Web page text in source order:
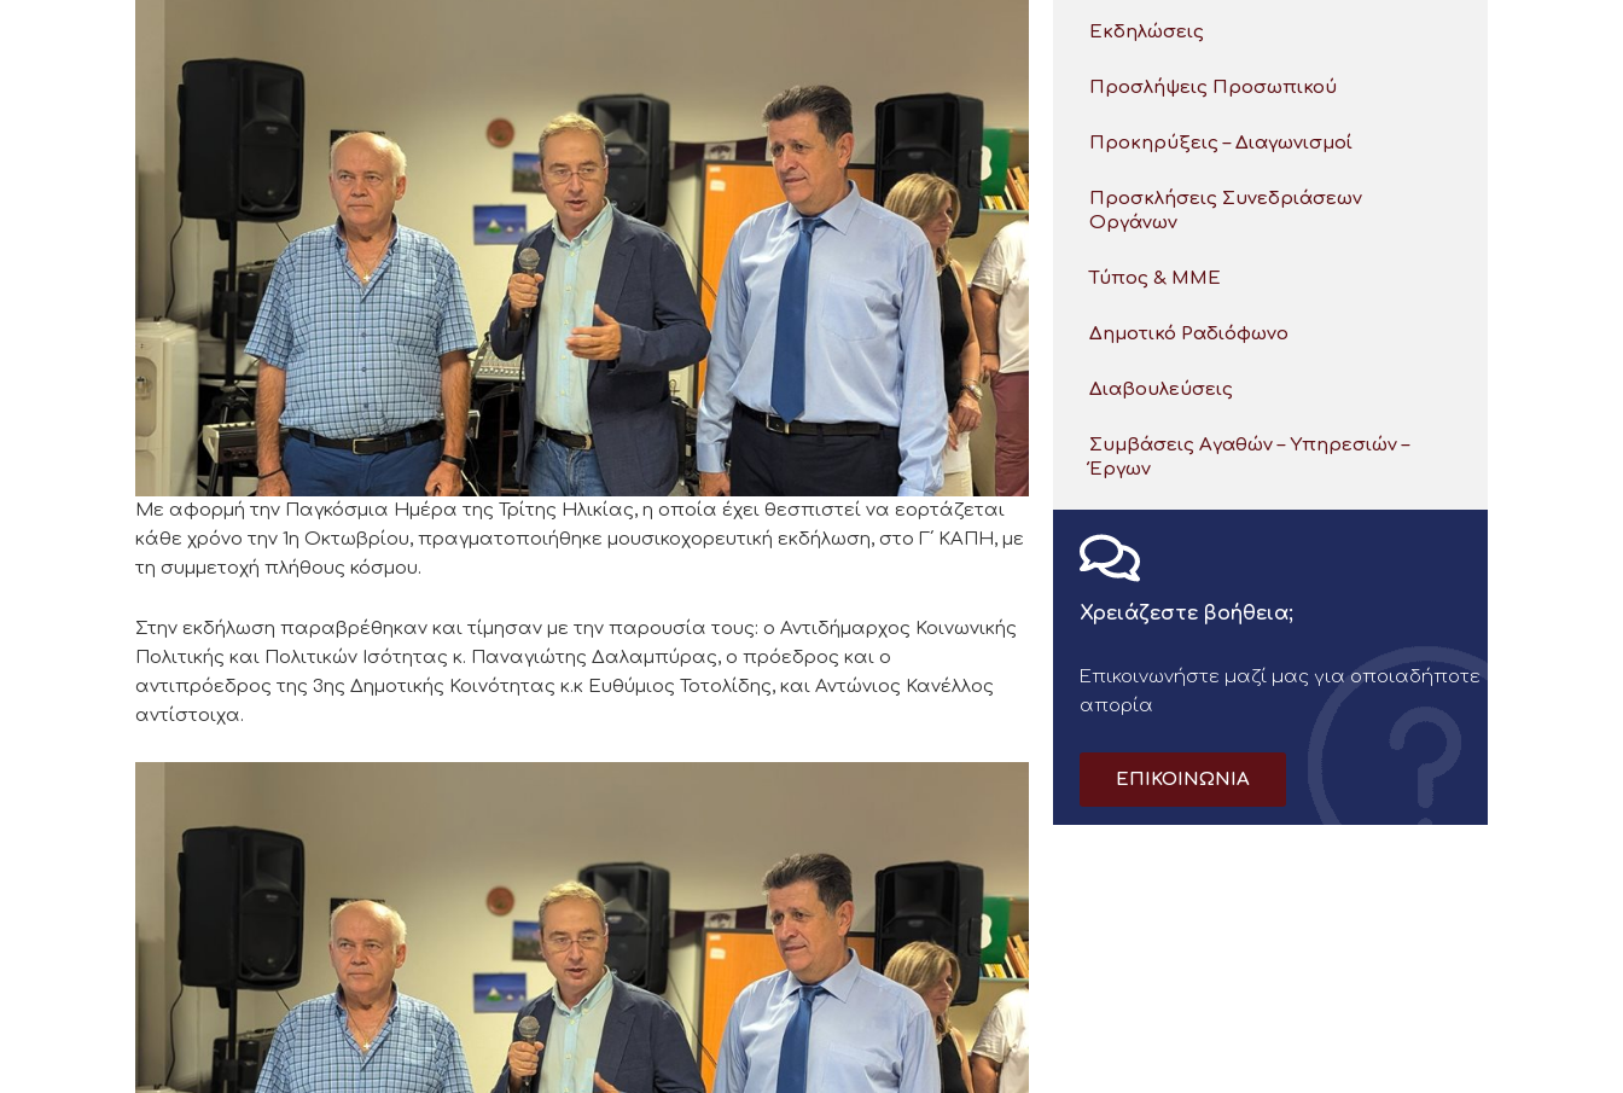
Με αφορμή την Παγκόσμια Ημέρα της Τρίτης Ηλικίας, η οποία έχει θεσπιστεί να εορτάζεται
κάθε χρόνο την 1η Οκτωβρίου, πραγματοποιήθηκε μουσικοχορευτική εκδήλωση, στο Γ΄ ΚΑΠΗ, με
τη συμμετοχή πλήθους κόσμου.
Στην εκδήλωση παραβρέθηκαν και τίμησαν με την παρουσία τους: ο Αντιδήμαρχος Κοινωνικής
Πολιτικής και Πολιτικών Ισότητας κ. Παναγιώτης Δαλαμπύρας, ο πρόεδρος και ο
αντιπρόεδρος της 3ης Δημοτικής Κοινότητας κ.κ Ευθύμιος Τοτολίδης, και Αντώνιος Κανέλλος
αντίστοιχα.
Εκδηλώσεις
Προσλήψεις Προσωπικού
Προκηρύξεις – Διαγωνισμοί
Προσκλήσεις Συνεδριάσεων
Οργάνων
Τύπος & ΜΜΕ
Δημοτικό Ραδιόφωνο
Διαβουλεύσεις
Συμβάσεις Αγαθών – Υπηρεσιών –
Έργων
Χρειάζεστε βοήθεια;
Επικοινωνήστε μαζί μας για οποιαδήποτε
απορία
ΕΠΙΚΟΙΝΩΝΙΑ